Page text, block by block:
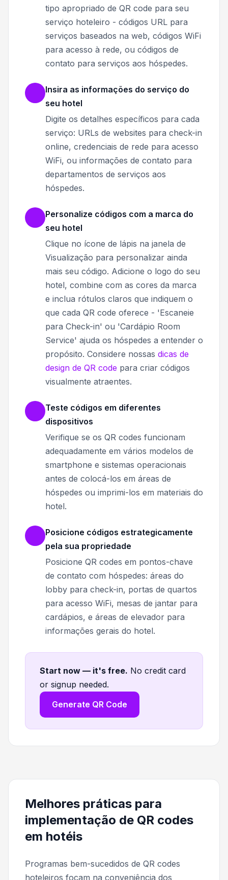
tipo apropriado de QR code para seu
serviço hoteleiro - códigos URL para
serviços baseados na web, códigos WiFi
para acesso à rede, ou códigos de
contato para serviços aos hóspedes.
Insira as informações do serviço do
seu hotel
Digite os detalhes específicos para cada
serviço: URLs de websites para check-in
online, credenciais de rede para acesso
WiFi, ou informações de contato para
departamentos de serviços aos
hóspedes.
Personalize códigos com a marca do
seu hotel
Clique no ícone de lápis na janela de
Visualização para personalizar ainda
mais seu código. Adicione o logo do seu
hotel, combine com as cores da marca
e inclua rótulos claros que indiquem o
que cada QR code oferece - 'Escaneie
para Check-in' ou 'Cardápio Room
Service' ajuda os hóspedes a entender o
propósito. Considere nossas dicas de
design de QR code para criar códigos
visualmente atraentes.
Teste códigos em diferentes
dispositivos
Verifique se os QR codes funcionam
adequadamente em vários modelos de
smartphone e sistemas operacionais
antes de colocá-los em áreas de
hóspedes ou imprimi-los em materiais do
hotel.
Posicione códigos estrategicamente
pela sua propriedade
Posicione QR codes em pontos-chave
de contato com hóspedes: áreas do
lobby para check-in, portas de quartos
para acesso WiFi, mesas de jantar para
cardápios, e áreas de elevador para
informações gerais do hotel.
Start now — it's free. No credit card
or signup needed.
Generate QR Code
Melhores práticas para
implementação de QR codes
em hotéis
Programas bem-sucedidos de QR codes
hoteleiros focam na conveniência dos